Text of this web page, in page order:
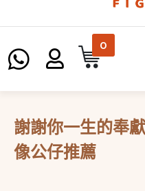
0
謝謝你一生的奉
像公仔推薦